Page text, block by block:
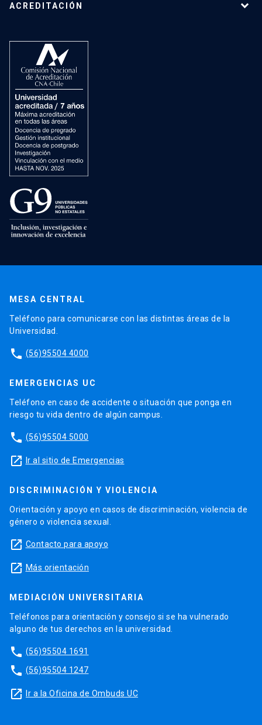
ACREDITACIÓN
MESA CENTRAL
Teléfono para comunicarse con las distintas áreas de la
Universidad.
phone (56)95504 4000
EMERGENCIAS UC
Teléfono en caso de accidente o situación que ponga en
riesgo tu vida dentro de algún campus.
phone (56)95504 5000
launch Ir al sitio de Emergencias
DISCRIMINACIÓN Y VIOLENCIA
Orientación y apoyo en casos de discriminación, violencia de
género o violencia sexual.
launch Contacto para apoyo
launch Más orientación
MEDIACIÓN UNIVERSITARIA
Teléfonos para orientación y consejo si se ha vulnerado
alguno de tus derechos en la universidad.
phone (56)95504 1691
phone (56)95504 1247
launch Ir a la Oficina de Ombuds UC